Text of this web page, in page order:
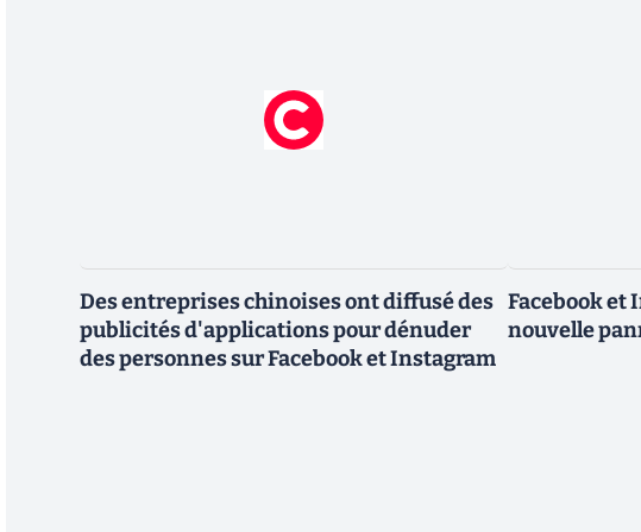
Des entreprises chinoises ont diffusé des
publicités d'applications pour dénuder
des personnes sur Facebook et Instagram
Facebook et
nouvelle